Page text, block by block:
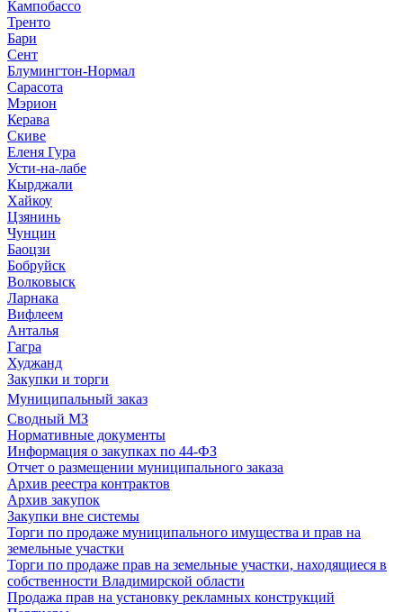
Кампобассо
Тренто
Бари
Сент
Блумингтон-Нормал
Сарасота
Мэрион
Керава
Скиве
Еленя Гура
Усти-на-лабе
Кырджали
Хайкоу
Цзянинь
Чунцин
Баоцзи
Бобруйск
Волковыск
Ларнака
Вифлеем
Анталья
Гагра
Худжанд
Закупки и торги
Муниципальный заказ
Сводный МЗ
Нормативные документы
Информация о закупках по 44-ФЗ
Отчет о размещении муниципального заказа
Архив реестра контрактов
Архив закупок
Закупки вне системы
Торги по продаже муниципального имущества и прав на
земельные участки
Торги по продаже прав на земельные участки, находящиеся в
собственности Владимирской области
Продажа прав на установку рекламных конструкций